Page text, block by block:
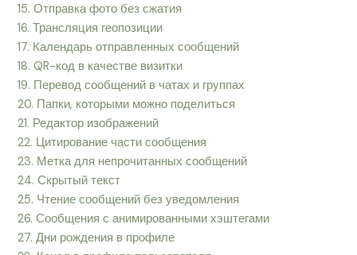
15. Отправка фото без сжатия
16. Трансляция геопозиции
17. Календарь отправленных сообщений
18. QR-код в качестве визитки
19. Перевод сообщений в чатах и группах
20. Папки, которыми можно поделиться
21. Редактор изображений
22. Цитирование части сообщения
23. Метка для непрочитанных сообщений
24. Скрытый текст
25. Чтение сообщений без уведомления
26. Сообщения с анимированными хэштегами
27. Дни рождения в профиле